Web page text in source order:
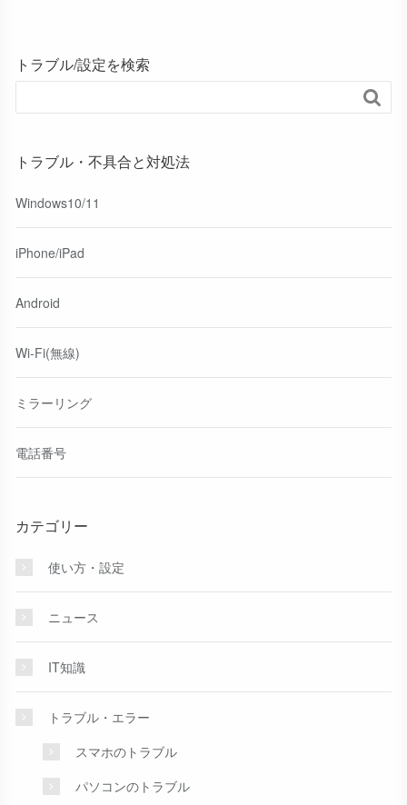
トラブル/設定を検索

トラブル・不具合と対処法
Windows10/11
iPhone/iPad
Android
Wi-Fi(無線)
ミラーリング
電話番号
カテゴリー
使い方・設定
ニュース
IT知識
トラブル・エラー
スマホのトラブル
パソコンのトラブル